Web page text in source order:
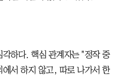
하다. 핵심 관계자는 "정작 중
에서 하지 않고, 따로 나가서 한